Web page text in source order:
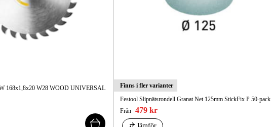
168x1,8x20 W28 WOOD UNIVERSAL
Finns i fler varianter
Festool Slipnätsrondell Granat Net 125mm StickFix P 50-pack
Från 479 kr